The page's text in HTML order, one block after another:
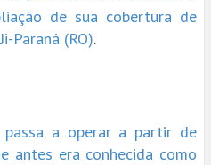
de sua cobertura de
Paraná (RO).
passa a operar a partir de
antes era conhecida como